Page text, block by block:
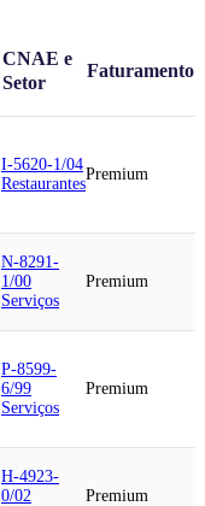
CNAE e
Setor
Faturamento
I-5620-1/04
Restaurantes
Premium
N-8291-
1/00
Serviços
Premium
P-8599-
6/99
Serviços
Premium
H-4923-
0/02
Premium